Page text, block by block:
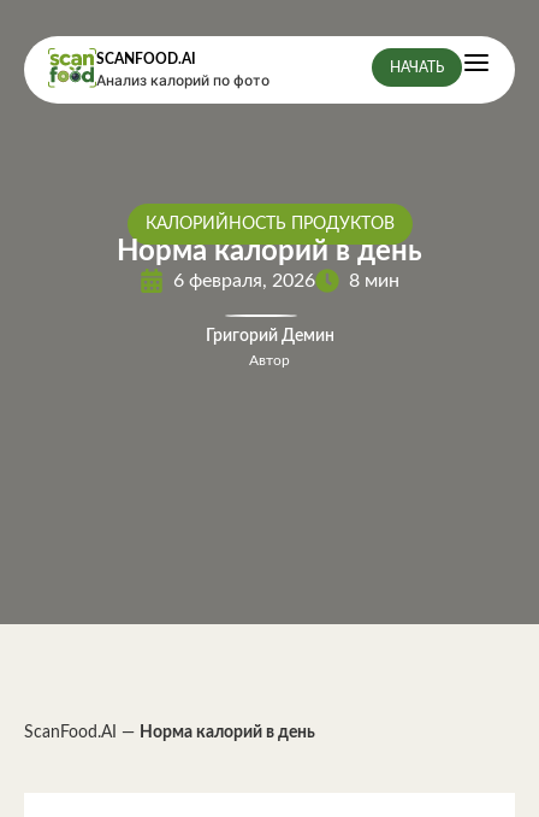
SCANFOOD.AI
Анализ калорий по фото
НАЧАТЬ
КАЛОРИЙНОСТЬ ПРОДУКТОВ
Норма калорий в день
6 февраля, 2026 8 мин
Григорий Демин
Автор
ScanFood.AI — Норма калорий в день